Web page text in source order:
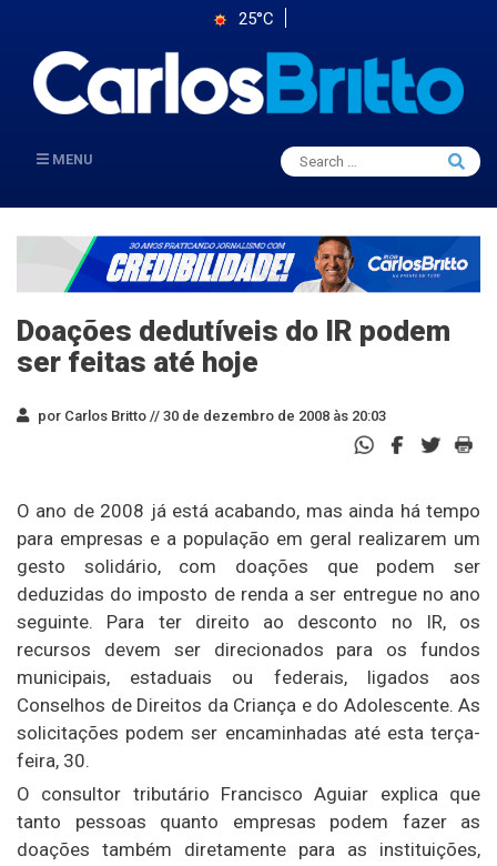
25°C
MENU
Search
for:
Search
Doações dedutíveis do IR podem
ser feitas até hoje
por Carlos Britto // 30 de dezembro de 2008 às 20:03
O ano de 2008 já está acabando, mas ainda há tempo
para empresas e a população em geral realizarem um
gesto solidário, com doações que podem ser
deduzidas do imposto de renda a ser entregue no ano
seguinte. Para ter direito ao desconto no IR, os
recursos devem ser direcionados para os fundos
municipais, estaduais ou federais, ligados aos
Conselhos de Direitos da Criança e do Adolescente. As
solicitações podem ser encaminhadas até esta terça-
feira, 30.
O consultor tributário Francisco Aguiar explica que
tanto pessoas quanto empresas podem fazer as
doações também diretamente para as instituições,